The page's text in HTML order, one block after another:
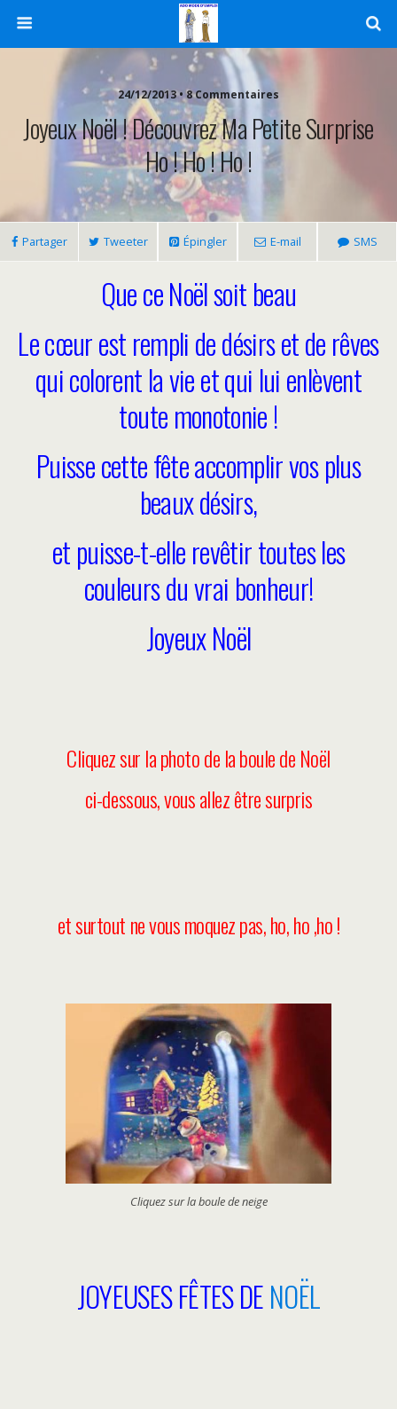
24/12/2013 • 8 Commentaires
Joyeux Noël ! Découvrez Ma Petite Surprise
Ho ! Ho ! Ho !
Partager Tweeter Épingler E-mail SMS
Que ce Noël soit beau
Le cœur est rempli de désirs et de rêves
qui colorent la vieet qui lui enlèvent
toute monotonie !
Puisse cette fête accomplir vos plus
beaux désirs,
et puisse-t-elle revêtir toutes les
couleurs du vrai bonheur!
Joyeux Noël
Cliquez sur la photo de la boule de Noël
ci-dessous, vous allez être surpris
et surtout ne vous moquez pas, ho, ho ,ho !
Cliquez sur la boule de neige
JOYEUSES FÊTES DENOËL